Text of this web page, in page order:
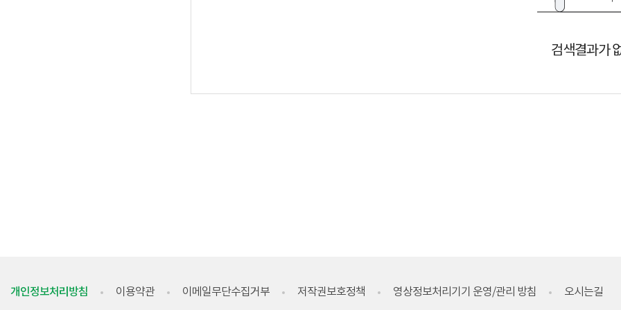
검색결과가
개인정보처리방침 이용약관 이메일무단수집거부 저작권보호정책 영상정보처리기기 운영/관리 방침 오시는길